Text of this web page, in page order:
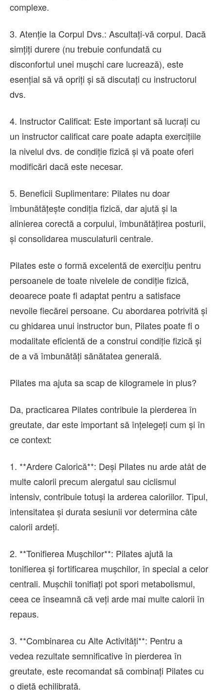
complexe.
3. Atenție la Corpul Dvs.: Ascultați-vă corpul. Dacă
simțiți durere (nu trebuie confundată cu
disconfortul unei mușchi care lucrează), este
esențial să vă opriți și să discutați cu instructorul
dvs.
4. Instructor Calificat: Este important să lucrați cu
un instructor calificat care poate adapta exercițiile
la nivelul dvs. de condiție fizică și vă poate oferi
modificări dacă este necesar.
5. Beneficii Suplimentare: Pilates nu doar
îmbunătățește condiția fizică, dar ajută și la
alinierea corectă a corpului, îmbunătățirea posturii,
și consolidarea musculaturii centrale.
Pilates este o formă excelentă de exercițiu pentru
persoanele de toate nivelele de condiție fizică,
deoarece poate fi adaptat pentru a satisface
nevoile fiecărei persoane. Cu abordarea potrivită și
cu ghidarea unui instructor bun, Pilates poate fi o
modalitate eficientă de a construi condiție fizică și
de a vă îmbunătăți sănătatea generală.
Pilates ma ajuta sa scap de kilogramele in plus?
Da, practicarea Pilates contribuie la pierderea în
greutate, dar este important să înțelegeți cum și în
ce context:
1. **Ardere Calorică**: Deși Pilates nu arde atât de
multe calorii precum alergatul sau ciclismul
intensiv, contribuie totuși la arderea caloriilor. Tipul,
intensitatea și durata sesiunii vor determina câte
calorii ardeți.
2. **Tonifierea Mușchilor**: Pilates ajută la
tonifierea și fortificarea mușchilor, în special a celor
centrali. Mușchii tonifiați pot spori metabolismul,
ceea ce înseamnă că veți arde mai multe calorii în
repaus.
3. **Combinarea cu Alte Activități**: Pentru a
vedea rezultate semnificative în pierderea în
greutate, este recomandat să combinați Pilates cu
o dietă echilibrată.